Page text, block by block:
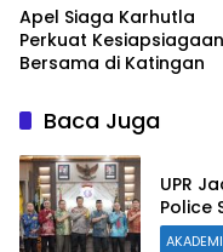
Apel Siaga Karhutla
Perkuat Kesiapsiagaan
Bersama di Katingan
Baca Juga
UPR
Police